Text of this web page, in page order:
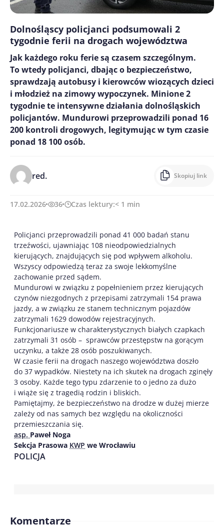
Dolnośląscy policjanci podsumowali 2
tygodnie ferii na drogach województwa
Jak każdego roku ferie są czasem szczególnym.
To wtedy policjanci, dbając o bezpieczeństwo,
sprawdzają autobusy i kierowców wiozących dzieci
i młodzież na zimowy wypoczynek. Minione 2
tygodnie te intensywne działania dolnośląskich
policjantów. Mundurowi przeprowadzili ponad 16
200 kontroli drogowych, legitymując w tym czasie
ponad 18 100 osób.
red. Skopiuj link
17.02.2026 36 Czas lektury:< 1 min
Policjanci przeprowadzili ponad 41 000 badań stanu
trzeźwości, ujawniając 108 nieodpowiedzialnych
kierujących, znajdujących się pod wpływem alkoholu.
Wszyscy odpowiedzą teraz za swoje lekkomyślne
zachowanie przed sądem.
Mundurowi w związku z popełnieniem przez kierujących
czynów niezgodnych z przepisami zatrzymali 154 prawa
jazdy, a w związku ze stanem technicznym pojazdów
zatrzymali 1629 dowodów rejestracyjnych.
Funkcjonariusze w charakterystycznych białych czapkach
zatrzymali 31 osób – sprawców przestępstw na gorącym
uczynku, a także 28 osób poszukiwanych.
W czasie ferii na drogach naszego województwa doszło
do 37 wypadków. Niestety na ich skutek na drogach zginęły
3 osoby. Każde tego typu zdarzenie to o jedno za dużo
i wiąże się z tragedią rodzin i bliskich.
Pamiętajmy, że bezpieczeństwo na drodze w dużej mierze
zależy od nas samych bez względu na okoliczności
przemieszczania się.
asp. Paweł Noga
Sekcja Prasowa KWP we Wrocławiu
POLICJA
Komentarze